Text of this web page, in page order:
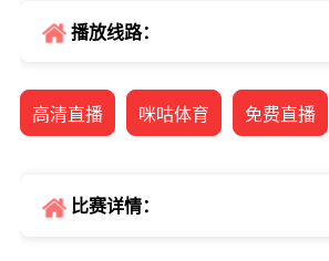
播放线路：
高清直播 咪咕体育 免费直播
比赛详情：